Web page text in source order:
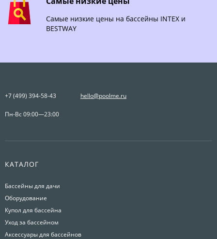
Самые низкие цены на бассейны INTEX и
BESTWAY
+7 (499) 394-58-43 hello@poolme.ru
Пн-Вс 09:00—23:00
КАТАЛОГ
Бассейны для дачи
Оборудование
Купол для бассейна
Уход за бассейном
Аксессуары для бассейнов